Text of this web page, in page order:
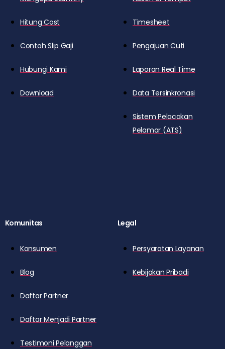
Hitung Cost
Contoh Slip Gaji
Hubungi Kami
Download
Timesheet
Pengajuan Cuti
Laporan Real Time
Data Tersinkronasi
Sistem Pelacakan
Pelamar (ATS)
Komunitas
Konsumen
Blog
Daftar Partner
Daftar Menjadi Partner
Testimoni Pelanggan
Legal
Persyaratan Layanan
Kebijakan Pribadi